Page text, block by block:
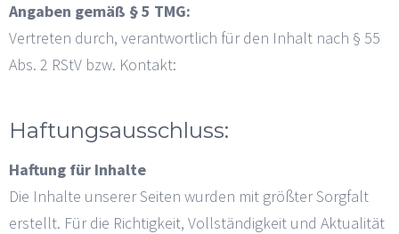
Angaben gemäß § 5 TMG:
Vertreten durch, verantwortlich für den Inhalt nach § 55
Abs. 2 RStV bzw. Kontakt:
Haftungsausschluss:
Haftung für Inhalte
Die Inhalte unserer Seiten wurden mit größter Sorgfalt
erstellt. Für die Richtigkeit, Vollständigkeit und Aktualität